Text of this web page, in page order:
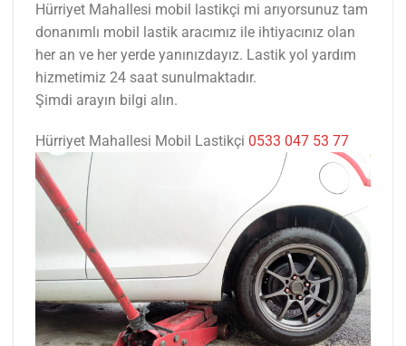
Hürriyet Mahallesi mobil lastikçi mi arıyorsunuz tam
donanımlı mobil lastik aracımız ile ihtiyacınız olan
her an ve her yerde yanınızdayız. Lastik yol yardım
hizmetimiz 24 saat sunulmaktadır.
Şimdi arayın bilgi alın.
Hürriyet Mahallesi Mobil Lastikçi 0533 047 53 77